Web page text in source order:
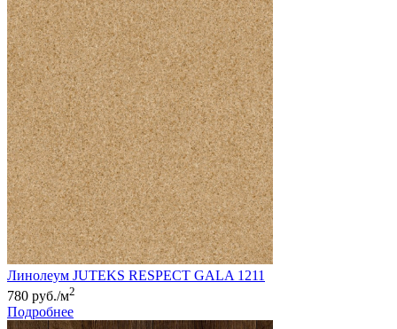
Линолеум JUTEKS RESPECT GALA 1211
780 руб./м2
Подробнее